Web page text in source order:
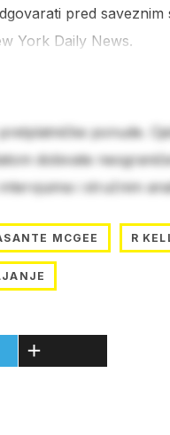
pred
York Daily News.
pretplatničke ponude.
dobivate
i stručnim
MCGEE R